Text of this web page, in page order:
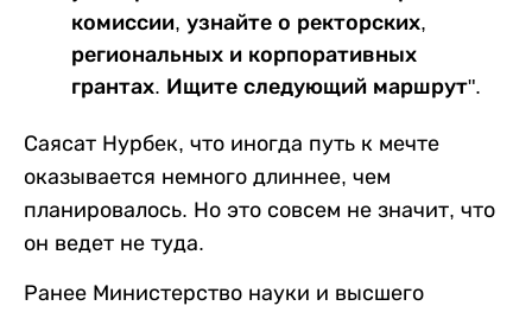
комиссии, узнайте о ректорских,
региональных и корпоративных
грантах. Ищите следующий маршрут".
Саясат Нурбек, что иногда путь к мечте
оказывается немного длиннее, чем
планировалось. Но это совсем не значит, что
он ведет не туда.
Ранее Министерство науки и высшего